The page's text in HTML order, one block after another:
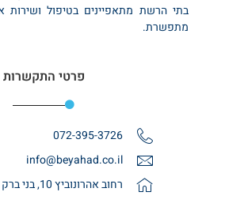
בתי הרשת מתאפיינים בטיפול ושירות
מתפשרת.
פרטי התקשרות
072-395-3726
info@beyahad.co.il
רחוב אהרונוביץ 10, בני ברק